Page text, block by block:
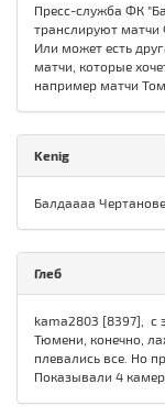
Пресс-служба ФК
транслируют матчи
Или может есть
матчи, которые
например матчи
Kenig
Балдаааа
Глеб
kama2803 [8397], c
Тюмени, конечно,
плевались все. Но
Показывали 4